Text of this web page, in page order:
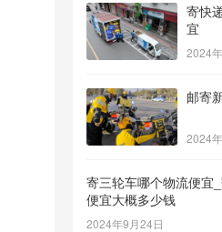
寄快
宜
2024
邮寄
2024
寄三轮车哪个物流便宜
便宜大概多少钱
2024年9月24日